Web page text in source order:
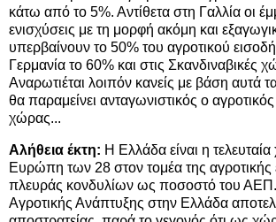
κάτω από το 5%. Αντίθετα στη Γαλλία οι
ενισχύσεις με τη μορφή ακόμη και
υπερβαίνουν το 50% του αγροτικού
Γερμανία το 60% και στις Σκανδιναβικές
Αναρωτιέται λοιπόν κανείς με βάση αυτά
θα παραμείνει ανταγωνιστικός ο
χώρας...
Αλήθεια έκτη: Η Ελλάδα είναι η
Ευρώπη των 28 στον τομέα της
πλευράς κονδυλίων ως ποσοστό του
Αγροτικής Ανάπτυξης στην Ελλάδα